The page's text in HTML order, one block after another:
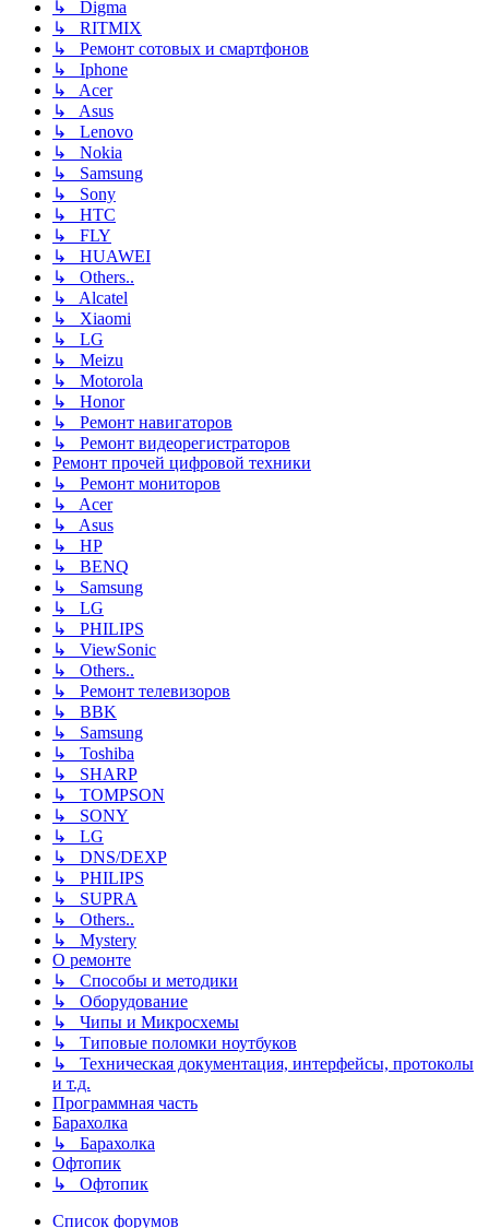
↳ Digma
↳ RITMIX
↳ Ремонт сотовых и смартфонов
↳ Iphone
↳ Acer
↳ Asus
↳ Lenovo
↳ Nokia
↳ Samsung
↳ Sony
↳ HTC
↳ FLY
↳ HUAWEI
↳ Others..
↳ Alcatel
↳ Xiaomi
↳ LG
↳ Meizu
↳ Motorola
↳ Honor
↳ Ремонт навигаторов
↳ Ремонт видеорегистраторов
Ремонт прочей цифровой техники
↳ Ремонт мониторов
↳ Acer
↳ Asus
↳ HP
↳ BENQ
↳ Samsung
↳ LG
↳ PHILIPS
↳ ViewSonic
↳ Others..
↳ Ремонт телевизоров
↳ BBK
↳ Samsung
↳ Toshiba
↳ SHARP
↳ TOMPSON
↳ SONY
↳ LG
↳ DNS/DEXP
↳ PHILIPS
↳ SUPRA
↳ Others..
↳ Mystery
О ремонте
↳ Способы и методики
↳ Оборудование
↳ Чипы и Микросхемы
↳ Типовые поломки ноутбуков
↳ Техническая документация, интерфейсы, протоколы
и т.д.
Программная часть
Барахолка
↳ Барахолка
Офтопик
↳ Офтопик
Список форумов